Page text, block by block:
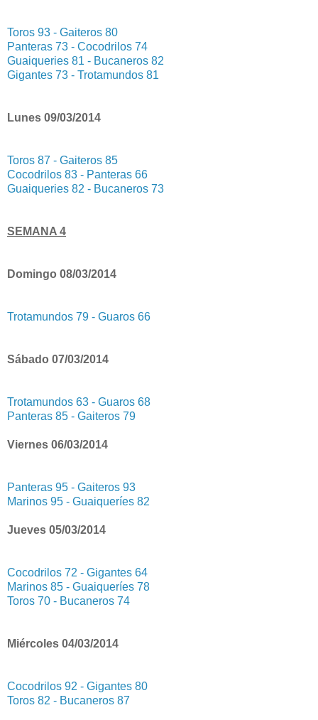
Toros 93 - Gaiteros 80
Panteras 73 - Cocodrilos 74
Guaiqueries 81 - Bucaneros 82
Gigantes 73 - Trotamundos 81
Lunes 09/03/2014
Toros 87 - Gaiteros 85
Cocodrilos 83 - Panteras 66
Guaiqueries 82 - Bucaneros 73
SEMANA 4
Domingo 08/03/2014
Trotamundos 79 - Guaros 66
Sábado 07/03/2014
Trotamundos 63 - Guaros 68
Panteras 85 - Gaiteros 79
Viernes 06/03/2014
Panteras 95 - Gaiteros 93
Marinos 95 - Guaiqueríes 82
Jueves 05/03/2014
Cocodrilos 72 - Gigantes 64
Marinos 85 - Guaiqueríes 78
Toros 70 - Bucaneros 74
Miércoles 04/03/2014
Cocodrilos 92 - Gigantes 80
Toros 82 - Bucaneros 87